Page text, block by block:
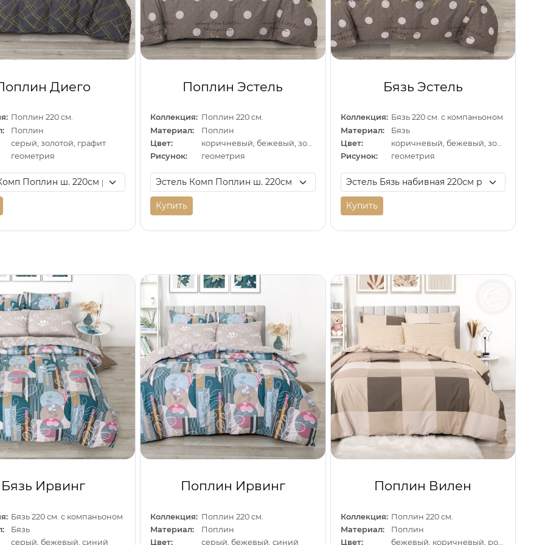
Диего
Поплин 220 см.
Поплин
серый, золотой, графит
геометрия
Поплин Эстель
Коллекция: Поплин 220 см.
Материал:
Поплин
Цвет:
коричневый, бежевый, золотистый
Рисунок:
геометрия
Купить
Бязь Эстель
Коллекция: Бязь 220 см. с компаньоном
Материал:
Бязь
Цвет:
коричневый, бежевый, золотистый
Рисунок:
геометрия
Купить
Бязь Ирвинг
Бязь 220 см. с компаньоном
Бязь
серый, бежевый, синий
Поплин Ирвинг
Коллекция: Поплин 220 см.
Материал:
Поплин
Цвет:
серый, бежевый, синий
Поплин Вилен
Коллекция: Поплин 220 см.
Материал:
Поплин
Цвет:
бежевый, коричневый, розовый